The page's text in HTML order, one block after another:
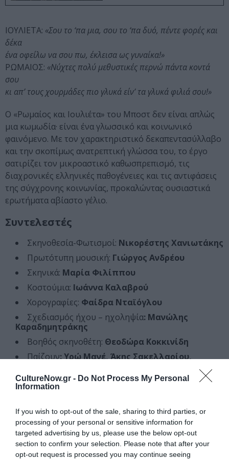
CultureNow.gr - Do Not Process My Personal
Information
If you wish to opt-out of the sale, sharing to third parties, or
processing of your personal or sensitive information for
targeted advertising by us, please use the below opt-out
section to confirm your selection. Please note that after your
opt-out request is processed you may continue seeing
ΙΟΥΛΙΕΤΑ: «Σου το ‘πα μια, σου το ‘πα δυό, πέντε φορές και
δέκα
ένα οφείλω να σου πω, έκλεισα ως γυναίκα!»
ΡΩΜΑΙΟΣ: «Νύχτες πολύ μεθυστικές περνώ πάντα κοντά
σου
κι απ’ τους χουρμάδες πιο γλυκά είν’ τα γλυκά φιλιά σου!»
Ο «Ρωμαίος και Ιουλιέτα» του Μποστ δεν είναι απλώς
μια κωμωδία· είναι ένα γλωσσικό και κοινωνικό
φαινόμενο. Με τον χαρακτηριστικό δεκαπεντασύλλαβο
και την σκοπίμως ανατρεπτική γλώσσα του, το έργο
σατιρίζει τον μικροαστικό καθωσπρεπισμό, τις
διαχρονικές ελληνικές παθογένειες και τις αντιφάσεις
της σύγχρονης κοινωνίας, προκαλώντας ουσιαστικά
ερωτήματα αβίαστο γέλιο.
Συντελεστές
Σκηνοθεσία-Φωτισμοί: Νικορέστης Χανιωτάκης
Πρωτότυπη μουσική: Γιώργος Ανδρέου
Σκηνικά: Μαρία Φιλίππου
Κοστούμια: Ιωάννα Καλαβρού
Χορογραφίες: Φαίδρα Νταϊόγλου
Σχεδιασμός ήχου – ηχοληψία: Μανώλης
Καραδημητράκης
Βοηθός σκηνοθέτη: Θεοδώρα Κοκκινίδη
Παίζουν: Υρώ Μανέ, Άκης Σακελλαρίου,
Δαυΐδ Μαλτέζε, Παναγιώτης Γουρζουλίδης,
Βασίλης Παπαδημητρίου, Αρετή Πασχάλη, Νίνα
Στον ρόλο της Παραμάναςο Γιάννης
Ζουγανέλης!
Επικοινωνία: Ελένη Λιλή
Διαβάστε επίσης: